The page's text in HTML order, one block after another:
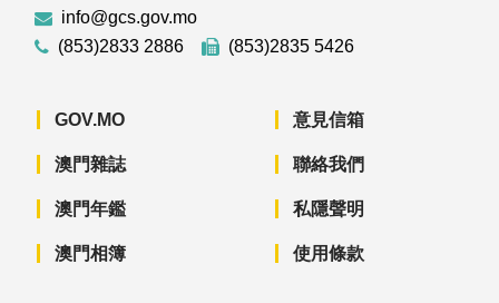
info@gcs.gov.mo
(853)2833 2886
(853)2835 5426
GOV.MO
澳門雜誌
澳門年鑑
澳門相簿
意見信箱
聯絡我們
私隱聲明
使用條款